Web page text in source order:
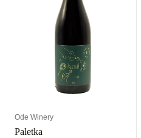
Ode Winery
Paletka